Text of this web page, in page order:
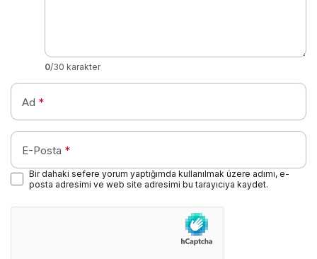
0/30 karakter
Ad *
E-Posta *
Bir dahaki sefere yorum yaptığımda kullanılmak üzere adımı, e-
posta adresimi ve web site adresimi bu tarayıcıya kaydet.